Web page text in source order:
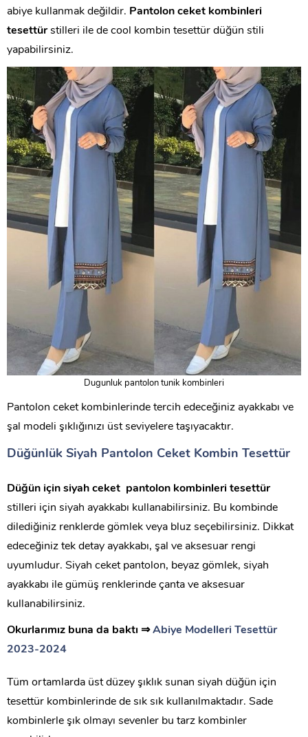
abiye kullanmak değildir. Pantolon ceket kombinleri
tesettürstilleri ile de cool kombin tesettür düğün stili
yapabilirsiniz.
Dugunluk pantolon tunik kombinleri
Pantolon ceket kombinlerinde tercih edeceğiniz ayakkabı ve
şal modeli şıklığınızı üst seviyelere taşıyacaktır.
Düğünlük Siyah Pantolon Ceket Kombin Tesettür
Düğün için siyah ceket pantolon kombinleri tesettür
stilleri için siyah ayakkabı kullanabilirsiniz. Bu kombinde
dilediğiniz renklerde gömlek veya bluz seçebilirsiniz. Dikkat
edeceğiniz tek detay ayakkabı, şal ve aksesuar rengi
uyumludur. Siyah ceket pantolon, beyaz gömlek, siyah
ayakkabı ile gümüş renklerinde çanta ve aksesuar
kullanabilirsiniz.
Okurlarımız buna da baktı ⇒Abiye Modelleri Tesettür
2023-2024
Tüm ortamlarda üst düzey şıklık sunan siyah düğün için
tesettür kombinlerinde de sık sık kullanılmaktadır. Sade
kombinlerle şık olmayı sevenler bu tarz kombinler